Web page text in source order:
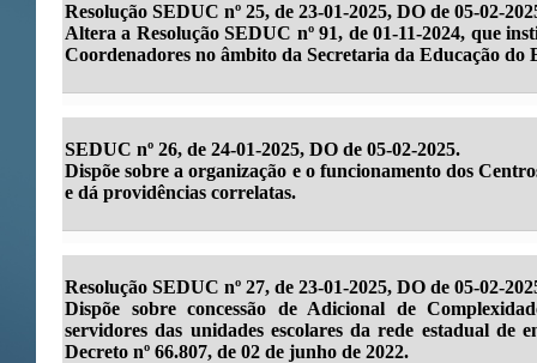
Resolução SEDUC nº 25, de 23-01-2025, DO de 05-02-
Altera a Resolução SEDUC nº 91, de 01-11-2024, que
Coordenadores no âmbito da Secretaria da Educação do
SEDUC nº 26, de 24-01-2025, DO de 05-02-2025.
Dispõe sobre a organização e o funcionamento dos
e dá providências correlatas.
Resolução SEDUC nº 27, de 23-01-2025, DO de 05-02-
Dispõe sobre concessão de Adicional de
servidores das unidades escolares da rede estadual de
Decreto nº 66.807, de 02 de junho de 2022.